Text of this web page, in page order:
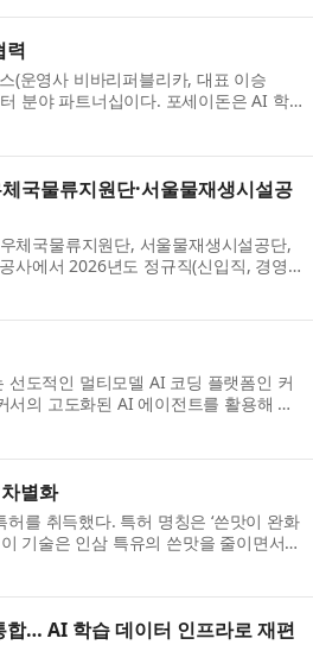
력
(운영사 비바리퍼블리카, 대표 이승
분야 파트너십이다. 포세이돈은 AI 학
국물류지원단·서울물재생시설공
체국물류지원단, 서울물재생시설공단,
사에서 2026년도 정규직(신입직, 경영
선도적인 멀티모델 AI 코딩 플랫폼인 커
의 고도화된 AI 에이전트를 활용해 자
별화
를 취득했다. 특허 명칭은 ‘쓴맛이 완화
기술은 인삼 특유의 쓴맛을 줄이면서
합… AI 학습 데이터 인프라로 재편